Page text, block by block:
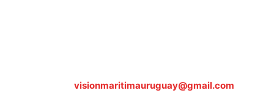
visionmaritimauruguay@gmail.com